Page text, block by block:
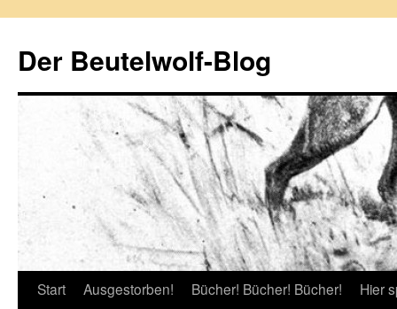
springen
Der Beutelwolf-Blog
Start Ausgestorben! Bücher! Bücher! Bücher!
Hier